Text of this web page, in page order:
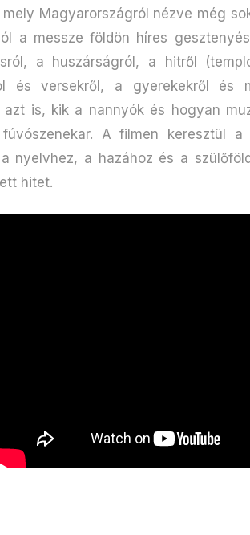
Magyarországról nézve még
a messze földön híres
a huszárságról, a hitről
és versekről, a gyerekekről és
azt is, kik a nannyók és hogyan
A filmen keresztül
nyelvhez, a hazához és a
hitet.